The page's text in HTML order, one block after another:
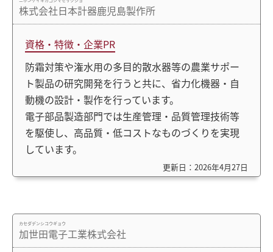
株式会社日本計器鹿児島製作所
資格・特徴・企業PR
防霜対策や潅水用の多目的散水器等の農業サポー
ト製品の研究開発を行うと共に、省力化機器・自
動機の設計・製作を行っています。
電子部品製造部門では生産管理・品質管理技術等
を駆使し、高品質・低コストなものづくりを実現
しています。
更新日：2026年4月27日
カセダデンシコウギョウ
加世田電子工業株式会社